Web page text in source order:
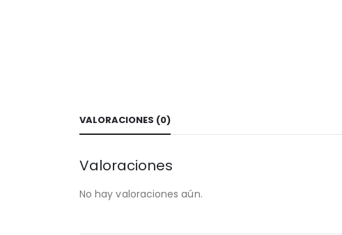
VALORACIONES (0)
Valoraciones
No hay valoraciones aún.